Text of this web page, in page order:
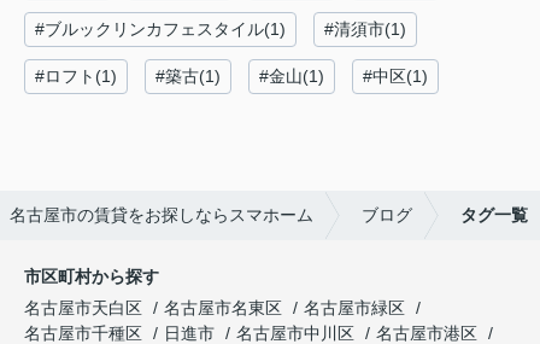
#ブルックリンカフェスタイル(1) #清須市(1)
#ロフト(1) #築古(1) #金山(1) #中区(1)
名古屋市の賃貸をお探しならスマホーム ブログ タグ一覧
市区町村から探す
名古屋市天白区
名古屋市名東区
名古屋市緑区
名古屋市千種区
日進市 名古屋市中川区
名古屋市港区